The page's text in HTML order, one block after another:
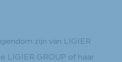
zijn van LIGIER
LIGIER GROUP of haar